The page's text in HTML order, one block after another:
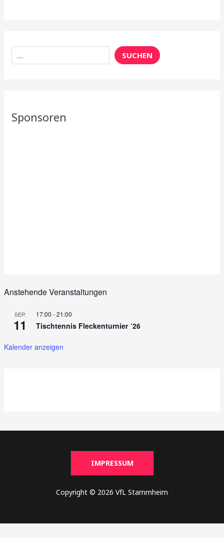
SUCHEN
Sponsoren
Anstehende Veranstaltungen
SEP.
11
17:00 -21:00
Tischtennis Fleckenturnier ´26
Kalender anzeigen
IMPRESSUM
Copyright © 2026 VfL Stammheim